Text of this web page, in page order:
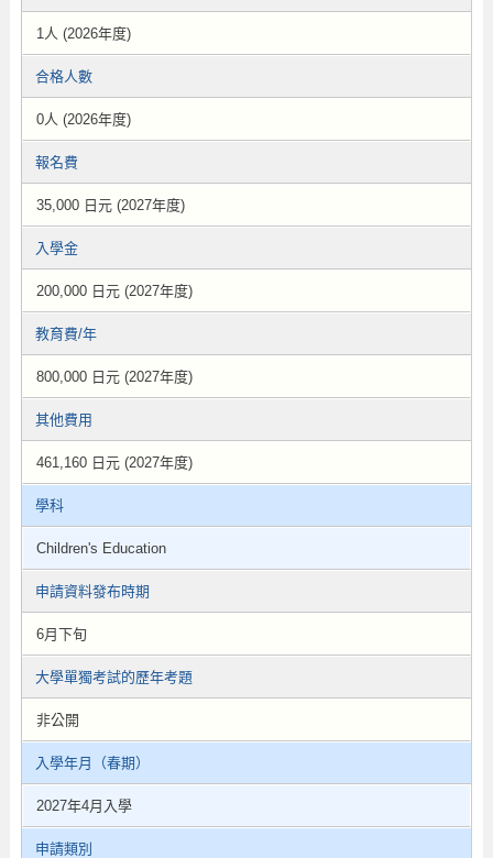
1人 (2026年度)
合格人數
0人 (2026年度)
報名費
35,000 日元 (2027年度)
入學金
200,000 日元 (2027年度)
教育費/年
800,000 日元 (2027年度)
其他費用
461,160 日元 (2027年度)
學科
Children's Education
申請資料發布時期
6月下旬
大學單獨考試的歷年考題
非公開
入學年月（春期）
2027年4月入學
申請類別